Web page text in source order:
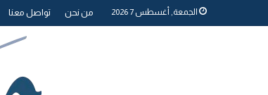
الجمعة, أغسطس 7 2026 من نحن تواصل معنا